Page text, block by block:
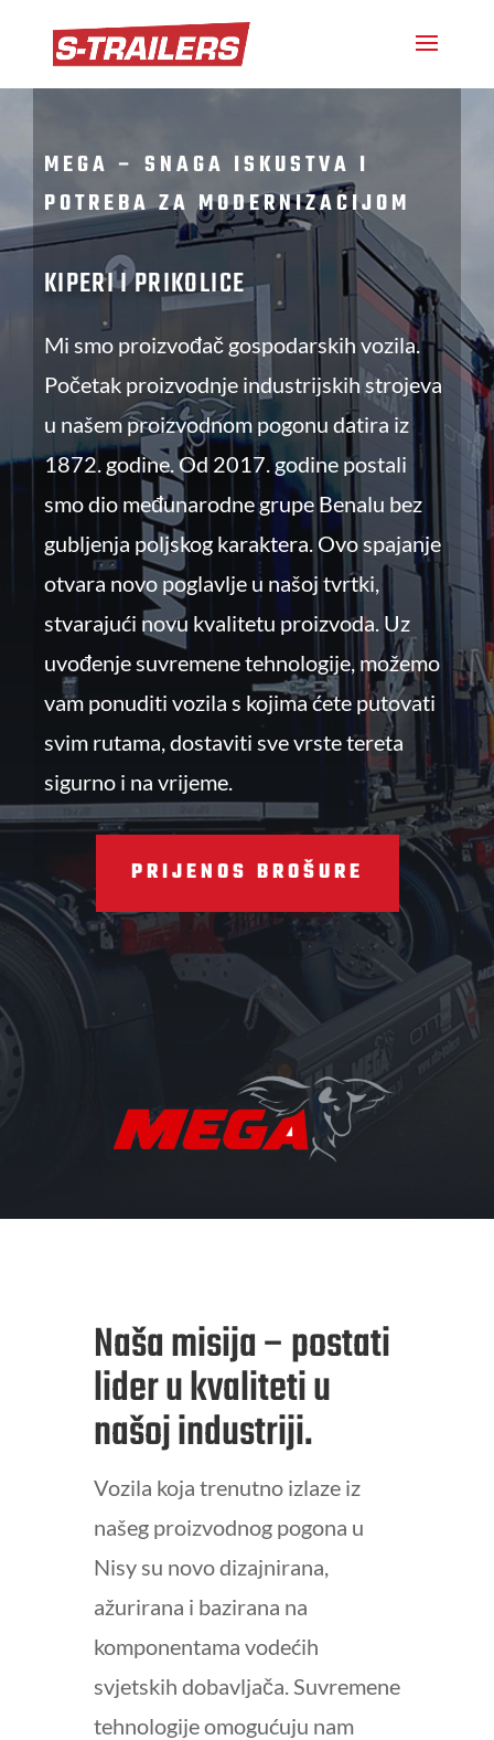
MEGA – SNAGA ISKUSTVA I
POTREBA ZA MODERNIZACIJOM
KIPERI I PRIKOLICE
Mi smo proizvođač gospodarskih vozila.
Početak proizvodnje industrijskih strojeva
u našem proizvodnom pogonu datira iz
1872. godine. Od 2017. godine postali
smo dio međunarodne grupe Benalu bez
gubljenja poljskog karaktera. Ovo spajanje
otvara novo poglavlje u našoj tvrtki,
stvarajući novu kvalitetu proizvoda. Uz
uvođenje suvremene tehnologije, možemo
vam ponuditi vozila s kojima ćete putovati
svim rutama, dostaviti sve vrste tereta
sigurno i na vrijeme.
PRIJENOS BROŠURE
Naša misija – postati
lider u kvaliteti u
našoj industriji.
Vozila koja trenutno izlaze iz
našeg proizvodnog pogona u
Nisy su novo dizajnirana,
ažurirana i bazirana na
komponentama vodećih
svjetskih dobavljača. Suvremene
tehnologije omogućuju nam